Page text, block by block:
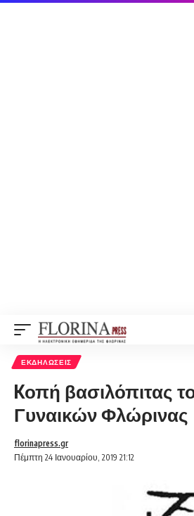
ΕΚΔΗΛΏΣΕΙΣ
Kοπή βασιλόπιτας
Γυναικών Φλώρινας
Πέμπτη 24 Ιανουαρίου, 2019 21:12
florinapress.gr